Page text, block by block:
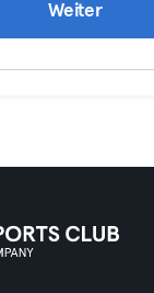
Weiter